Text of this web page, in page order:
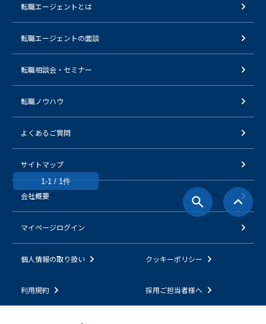
1-1 / 1件
転職エージェントとは
転職エージェントの面談
転職相談会・セミナー
転職ノウハウ
よくあるご質問
サイトマップ
会社概要
マイページログイン
個人情報の取り扱い クッキーポリシー
利用規約 採用ご担当者様へ